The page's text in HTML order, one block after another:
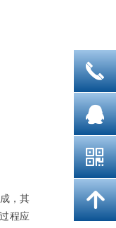
，其
程应
끅
뀩
낃
녕